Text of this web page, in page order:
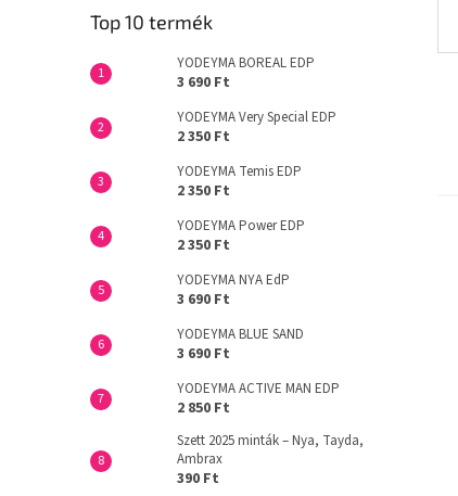
Top 10 termék
YODEYMA BOREAL EDP
3 690 Ft
YODEYMA Very Special EDP
2 350 Ft
YODEYMA Temis EDP
2 350 Ft
YODEYMA Power EDP
2 350 Ft
YODEYMA NYA EdP
3 690 Ft
YODEYMA BLUE SAND
3 690 Ft
YODEYMA ACTIVE MAN EDP
2 850 Ft
Szett 2025 minták – Nya, Tayda,
Ambrax
390 Ft